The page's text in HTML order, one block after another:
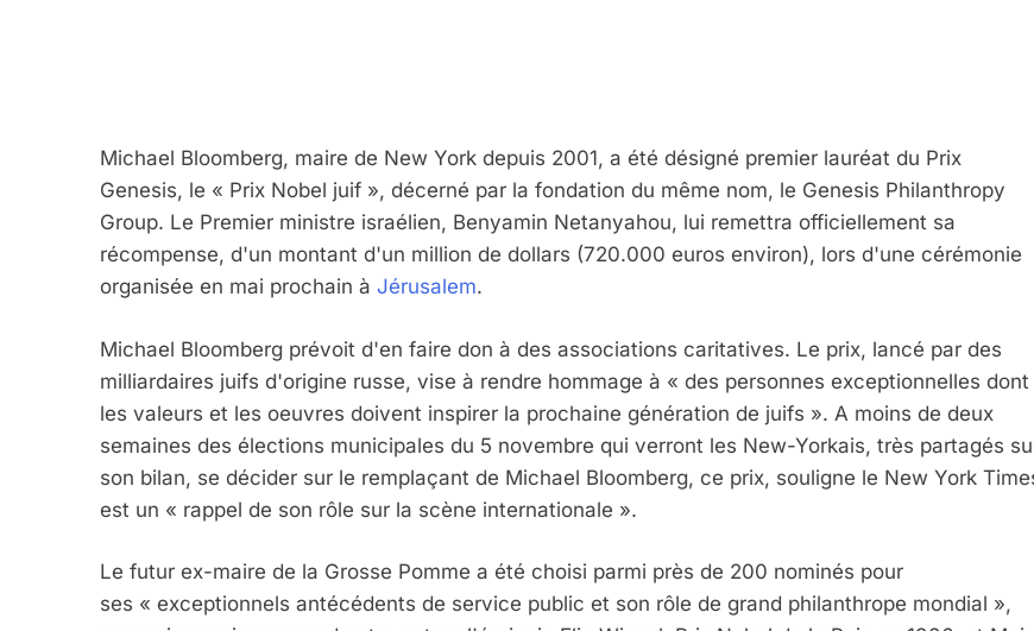
Michael Bloomberg, maire de New York depuis 2001, a été désigné premier lauréat du Prix
Genesis, le « Prix Nobel juif », décerné par la fondation du même nom, le Genesis Philanthropy
Group. Le Premier ministre israélien, Benyamin Netanyahou, lui remettra officiellement sa
récompense, d'un montant d'un million de dollars (720.000 euros environ), lors d'une cérémonie
organisée en mai prochain à Jérusalem.
Michael Bloomberg prévoit d'en faire don à des associations caritatives. Le prix, lancé par des
milliardaires juifs d'origine russe, vise à rendre hommage à « des personnes exceptionnelles dont
les valeurs et les oeuvres doivent inspirer la prochaine génération de juifs ». A moins de deux
semaines des élections municipales du 5 novembre qui verront les New-Yorkais, très partagés
son bilan, se décider sur le remplaçant de Michael Bloomberg, ce prix, souligne le New York
est un « rappel de son rôle sur la scène internationale ».
Le futur ex-maire de la Grosse Pomme a été choisi parmi près de 200 nominés pour
ses « exceptionnels antécédents de service public et son rôle de grand philanthrope mondial »,
2025, L’année La Plus Meurtrière Selon Le Rapport D’ADL Contre
FRANCE ISRAÉL
FIÈRE, DIGNE ET RÉSILIENTE : POURQUOI JE REVENDIQUE MA
ISRAÉL JUDAISME